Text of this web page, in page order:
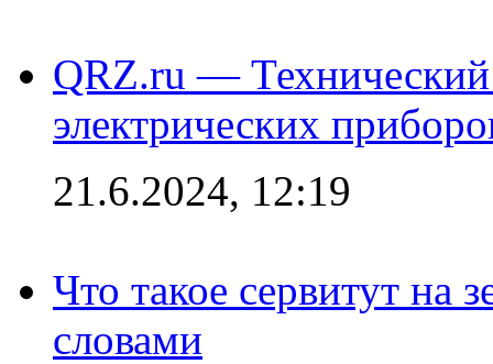
QRZ.ru — Технический
электрических
21.6.2024, 12:19
Что такое сервитут на
словами